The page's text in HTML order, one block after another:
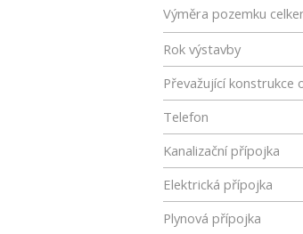
Výměra pozemku
Rok výstavby
Převažující konstrukce
Telefon
Kanalizační přípojka
Elektrická přípojka
Plynová přípojka